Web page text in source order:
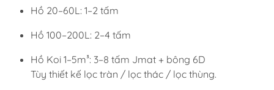
Hồ 20–60L: 1–2 tấm
Hồ 100–200L: 2–4 tấm
Hồ Koi 1–5m³: 3–8 tấm Jmat + bông 6D
Tùy thiết kế lọc tràn / lọc thác / lọc thùng.